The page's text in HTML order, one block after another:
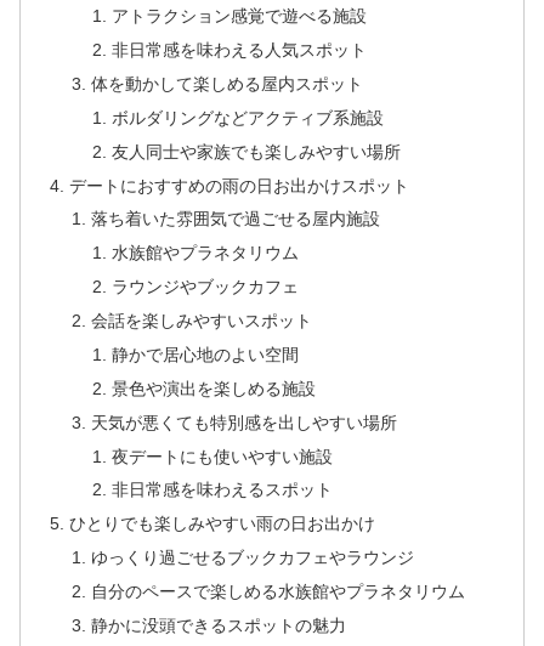
アトラクション感覚で遊べる施設
非日常感を味わえる人気スポット
体を動かして楽しめる屋内スポット
ボルダリングなどアクティブ系施設
友人同士や家族でも楽しみやすい場所
デートにおすすめの雨の日お出かけスポット
落ち着いた雰囲気で過ごせる屋内施設
水族館やプラネタリウム
ラウンジやブックカフェ
会話を楽しみやすいスポット
静かで居心地のよい空間
景色や演出を楽しめる施設
天気が悪くても特別感を出しやすい場所
夜デートにも使いやすい施設
非日常感を味わえるスポット
ひとりでも楽しみやすい雨の日お出かけ
ゆっくり過ごせるブックカフェやラウンジ
自分のペースで楽しめる水族館やプラネタリウム
静かに没頭できるスポットの魅力